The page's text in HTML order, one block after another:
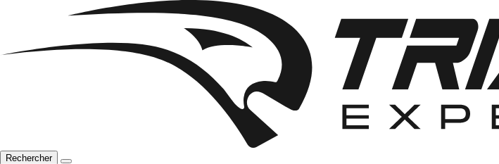
Rechercher